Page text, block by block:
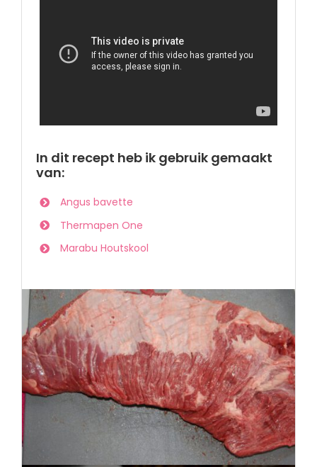
In dit recept heb ik gebruik gemaakt
van:
Angus bavette
Thermapen One
Marabu Houtskool